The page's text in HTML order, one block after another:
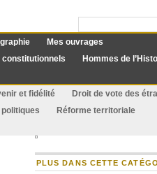
Mes ouvrages
constitutionnels
Hommes de
et fidélité
Droit de vote des
politiques
Réforme territoriale
PLUS DANS CETTE